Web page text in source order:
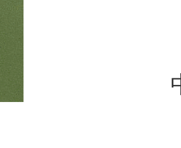
中共
2007